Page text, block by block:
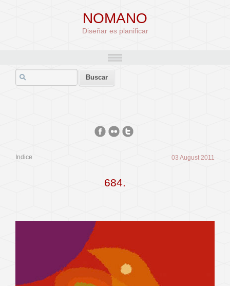
NOMANO
Diseñar es planificar
Indice 03 August 2011
684.